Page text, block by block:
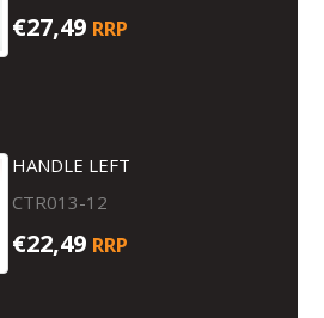
€27,49 RRP
HANDLE LEFT
CTR013-12
€22,49 RRP